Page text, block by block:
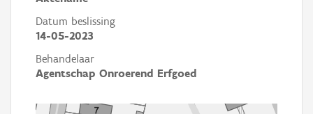
Datum beslissing
14-05-2023
Behandelaar
Agentschap Onroerend Erfgoed